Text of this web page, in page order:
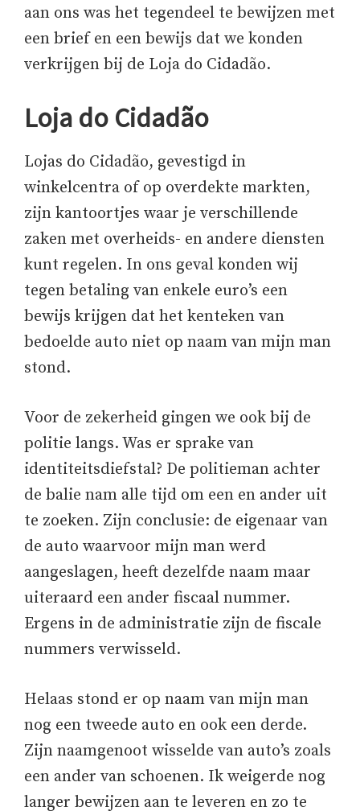
aan ons was het tegendeel te bewijzen met
een brief en een bewijs dat we konden
verkrijgen bij de Loja do Cidadão.
Loja do Cidadão
Lojas do Cidadão, gevestigd in
winkelcentra of op overdekte markten,
zijn kantoortjes waar je verschillende
zaken met overheids- en andere diensten
kunt regelen. In ons geval konden wij
tegen betaling van enkele euro’s een
bewijs krijgen dat het kenteken van
bedoelde auto niet op naam van mijn man
stond.
Voor de zekerheid gingen we ook bij de
politie langs. Was er sprake van
identiteitsdiefstal? De politieman achter
de balie nam alle tijd om een en ander uit
te zoeken. Zijn conclusie: de eigenaar van
de auto waarvoor mijn man werd
aangeslagen, heeft dezelfde naam maar
uiteraard een ander fiscaal nummer.
Ergens in de administratie zijn de fiscale
nummers verwisseld.
Helaas stond er op naam van mijn man
nog een tweede auto en ook een derde.
Zijn naamgenoot wisselde van auto’s zoals
een ander van schoenen. Ik weigerde nog
langer bewijzen aan te leveren en zo te